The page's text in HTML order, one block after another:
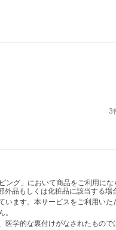
3
ング」において商品をご利用
品もしくは化粧品に該当する場
ます。本サービスをご利用いた
。
学的な裏付けがなされたもので